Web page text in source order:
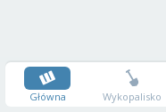
Główna Wykopalisko